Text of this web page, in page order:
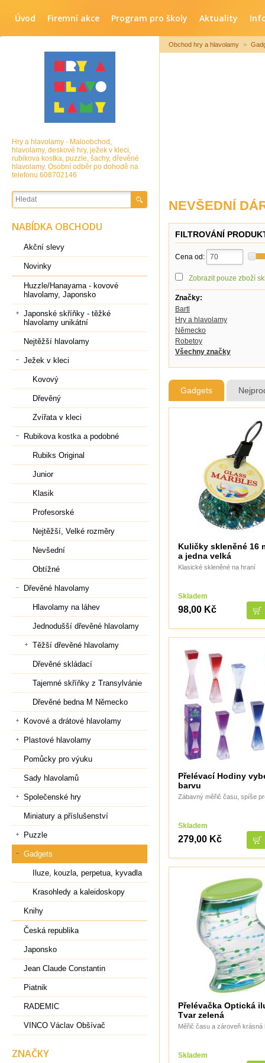
Úvod Firemní akce Program pro školy Aktuality
Obchod hry a hlavolamy >
NEVŠEDNÍ
FILTROVÁNÍ
Cena od:
Zobrazit pouze zboží
Značky:
Bartl
Hry a hlavolamy
Německo
Robetoy
Všechny značky
Gadgets
Kuličky skleněné 16
a jedna velká
Klasické skleněné na hraní
Skladem
98,00 Kč
Přelévací Hodiny
barvu
Zábavný měřič času, spíše
Skladem
279,00 Kč
Přelévačka Optická
Tvar zelená
Měřič času a zároveň krásná
Skladem
Hry a hlavolamy - Maloobchod,
hlavolamy, deskové hry, ježek v kleci,
rubikova kostka, puzzle, šachy, dřevěné
hlavolamy. Osobní odběr po dohodě na
telefonu 608702146
NABÍDKA OBCHODU
Akční slevy
Novinky
Huzzle/Hanayama - kovové
hlavolamy, Japonsko
Japonské skříňky - těžké
hlavolamy unikátní
Nejtěžší hlavolamy
Ježek v kleci
Kovový
Dřevěný
Zvířata v kleci
Rubikova kostka a podobné
Rubiks Original
Junior
Klasik
Profesorské
Nejtěžší, Velké rozměry
Nevšední
Obtížné
Dřevěné hlavolamy
Hlavolamy na láhev
Jednodušší dřevěné hlavolamy
Těžší dřevěné hlavolamy
Dřevěné skládací
Tajemné skříňky z Transylvánie
Dřevěné bedna M Německo
Kovové a drátové hlavolamy
Plastové hlavolamy
Pomůcky pro výuku
Sady hlavolamů
Společenské hry
Miniatury a příslušenství
Puzzle
Gadgets
Iluze, kouzla, perpetua, kyvadla
Krasohledy a kaleidoskopy
Knihy
Česká republika
Japonsko
Jean Claude Constantin
Piatnik
RADEMIC
VINCO Václav Obšívač
ZNAČKY